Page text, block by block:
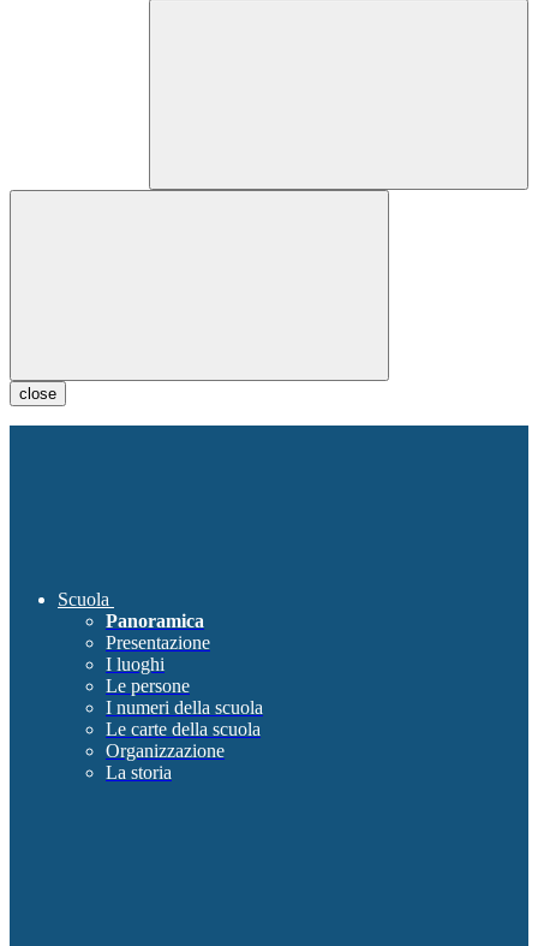
close
Scuola
Panoramica
Presentazione
I luoghi
Le persone
I numeri della scuola
Le carte della scuola
Organizzazione
La storia